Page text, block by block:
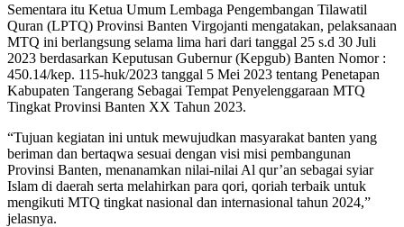
Sementara itu Ketua Umum Lembaga Pengembangan Tilawatil
Quran (LPTQ) Provinsi Banten Virgojanti mengatakan, pelaksanaan
MTQ ini berlangsung selama lima hari dari tanggal 25 s.d 30 Juli
2023 berdasarkan Keputusan Gubernur (Kepgub) Banten Nomor :
450.14/kep. 115-huk/2023 tanggal 5 Mei 2023 tentang Penetapan
Kabupaten Tangerang Sebagai Tempat Penyelenggaraan MTQ
Tingkat Provinsi Banten XX Tahun 2023.
“Tujuan kegiatan ini untuk mewujudkan masyarakat banten yang
beriman dan bertaqwa sesuai dengan visi misi pembangunan
Provinsi Banten, menanamkan nilai-nilai Al qur’an sebagai syiar
Islam di daerah serta melahirkan para qori, qoriah terbaik untuk
mengikuti MTQ tingkat nasional dan internasional tahun 2024,”
jelasnya.